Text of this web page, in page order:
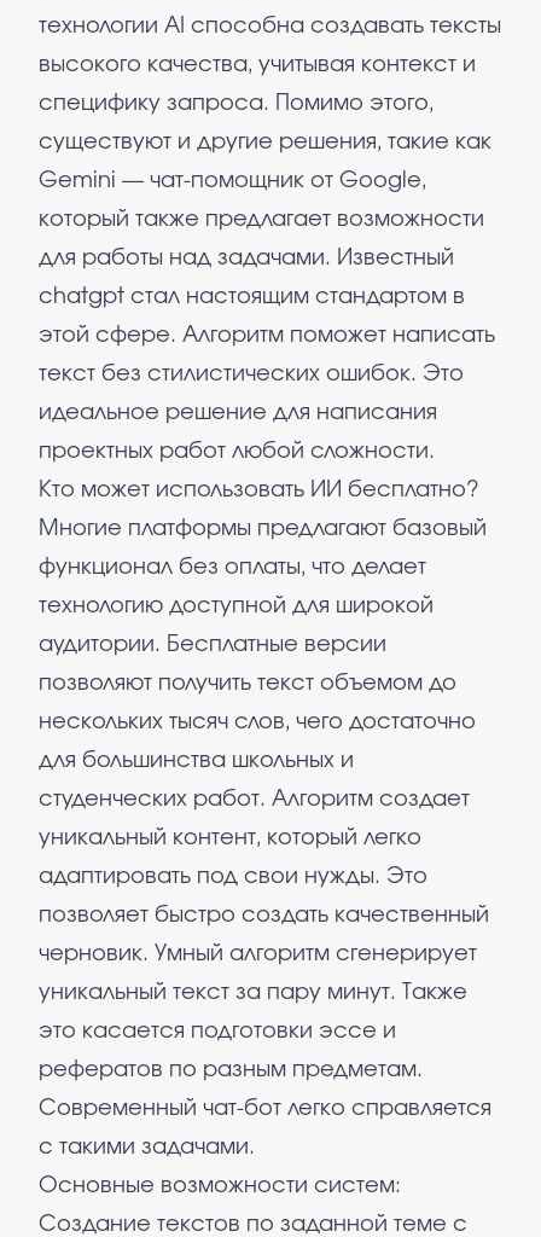
технологии AI способна создавать тексты
высокого качества, учитывая контекст и
специфику запроса. Помимо этого,
существуют и другие решения, такие как
Gemini — чат-помощник от Google,
который также предлагает возможности
для работы над задачами. Известный
chatgpt стал настоящим стандартом в
этой сфере. Алгоритм поможет написать
текст без стилистических ошибок. Это
идеальное решение для написания
проектных работ любой сложности.
Кто может использовать ИИ бесплатно?
Многие платформы предлагают базовый
функционал без оплаты, что делает
технологию доступной для широкой
аудитории. Бесплатные версии
позволяют получить текст объемом до
нескольких тысяч слов, чего достаточно
для большинства школьных и
студенческих работ. Алгоритм создает
уникальный контент, который легко
адаптировать под свои нужды. Это
позволяет быстро создать качественный
черновик. Умный алгоритм сгенерирует
уникальный текст за пару минут. Также
это касается подготовки эссе и
рефератов по разным предметам.
Современный чат-бот легко справляется
с такими задачами.
Основные возможности систем:
Создание текстов по заданной теме с